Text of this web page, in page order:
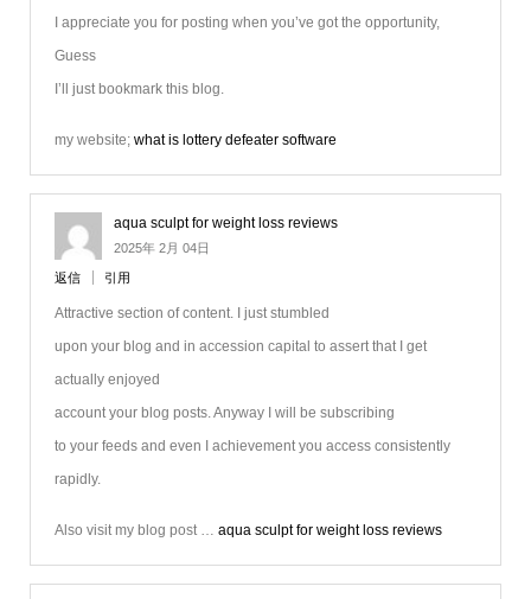
I appreciate you for posting when you’ve got the opportunity,
Guess
I’ll just bookmark this blog.
my website; what is lottery defeater software
aqua sculpt for weight loss reviews
2025年 2月 04日
返信 引用
Attractive section of content. I just stumbled
upon your blog and in accession capital to assert that I get
actually enjoyed
account your blog posts. Anyway I will be subscribing
to your feeds and even I achievement you access consistently
rapidly.
Also visit my blog post … aqua sculpt for weight loss reviews